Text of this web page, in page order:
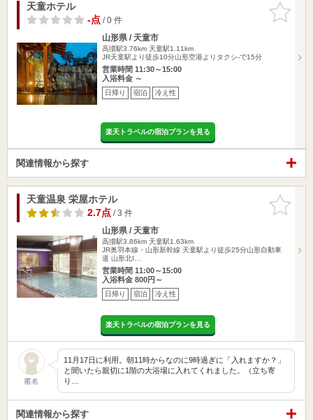
お気に入
りに追加
天童ホテル
-点/ 0 件
山形県 / 天童市
高擶駅3.76km 天童駅1.11km
JR天童駅より徒歩10分山形空港よりタクシ-で15分
営業時間 11:30～15:00
入浴料金 ～
日帰り 宿泊 冷え性
楽天トラベルの宿泊プランを見る
関連情報から探す
お気に入
りに追加
天童温泉 栄屋ホテル
2.7点/ 3 件
山形県 / 天童市
高擶駅3.86km 天童駅1.63km
JR奥羽本線・山形新幹線 天童駅より徒歩25分山形自動車
道 山形北I…
営業時間 11:00～15:00
入浴料金 800円～
日帰り 宿泊 冷え性
楽天トラベルの宿泊プランを見る
匿名
11月17日に利用。朝11時からなのに9時過ぎに「入れますか？」
と聞いたら親切に1階の大浴場に入れてくれました。（立ち寄
り…
関連情報から探す